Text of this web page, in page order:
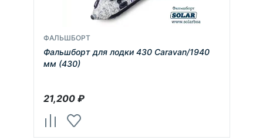
ФАЛЬШБОРТ
Фальшборт для лодки 430 Caravan/1940
мм (430)
21,200₽